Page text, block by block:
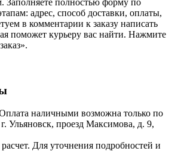
адрес, способ доставки, оплаты,
в комментарии к заказу написать
поможет курьеру вас найти. Нажмите
наличными возможна только по
г. Ульяновск, проезд Максимова, д. 9,
Для уточнения подробностей и